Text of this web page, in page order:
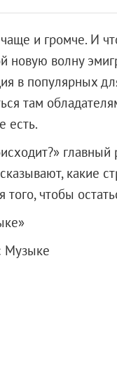
и громче. И
новую волну
в популярных
там
есть.
главный
какие
чтобы
Музыке